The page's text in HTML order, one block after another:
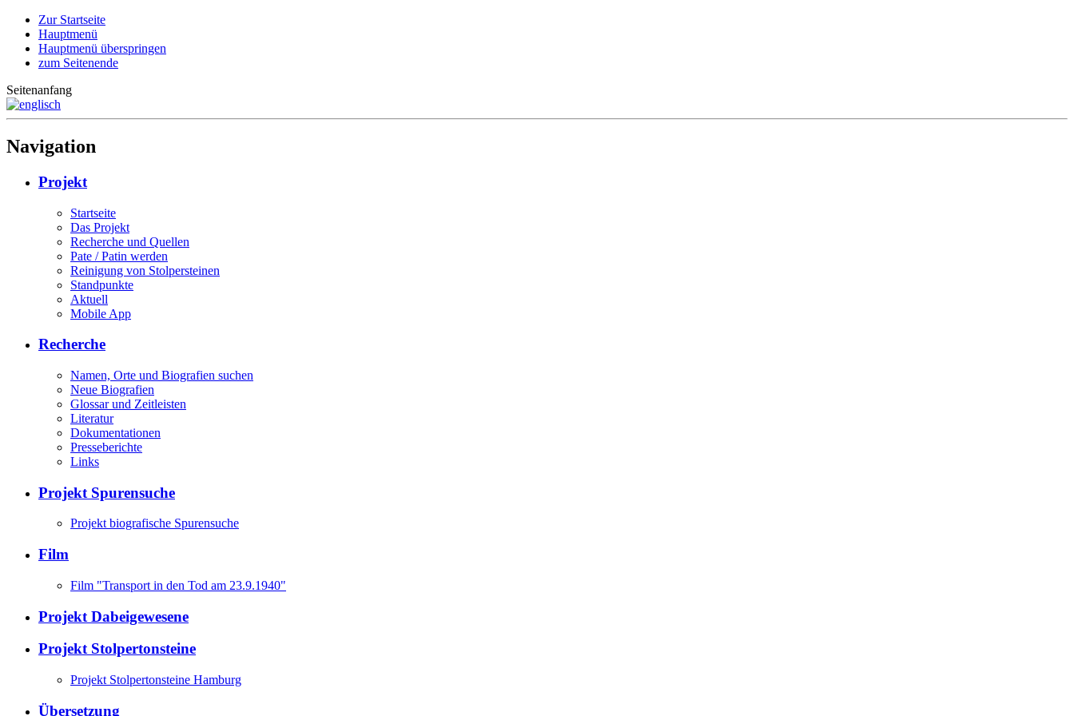
Zur Startseite
Hauptmenü
Hauptmenü überspringen
zum Seitenende
Seitenanfang
Navigation
Projekt
Startseite
Das Projekt
Recherche und Quellen
Pate / Patin werden
Reinigung von Stolpersteinen
Standpunkte
Aktuell
Mobile App
Recherche
Namen, Orte und Biografien suchen
Neue Biografien
Glossar und Zeitleisten
Literatur
Dokumentationen
Presseberichte
Links
Projekt Spurensuche
Projekt biografische Spurensuche
Film
Film "Transport in den Tod am 23.9.1940"
Projekt Dabeigewesene
Projekt Stolpertonsteine
Projekt Stolpertonsteine Hamburg
Übersetzung